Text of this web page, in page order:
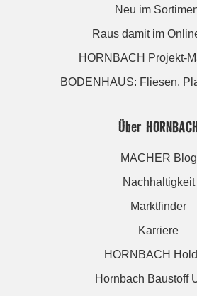
Neu im
Raus damit im
HORNBACH Projekt-
BODENHAUS: Fliesen.
Über
MACHER Blog
Nachhaltigkeit
Marktfinder
Karriere
HORNBACH
Hornbach Baustoff